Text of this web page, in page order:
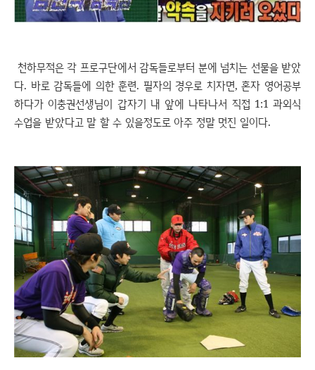
천하무적은 각 프로구단에서 감독들로부터 분에 넘치는 선물을 받았
다. 바로 감독들에 의한 훈련. 필자의 경우로 치자면, 혼자 영어공부
하다가 이충권선생님이 갑자기 내 앞에 나타나서 직접 1:1 과외식
수업을 받았다고 말 할 수 있을정도로 아주 정말 멋진 일이다.